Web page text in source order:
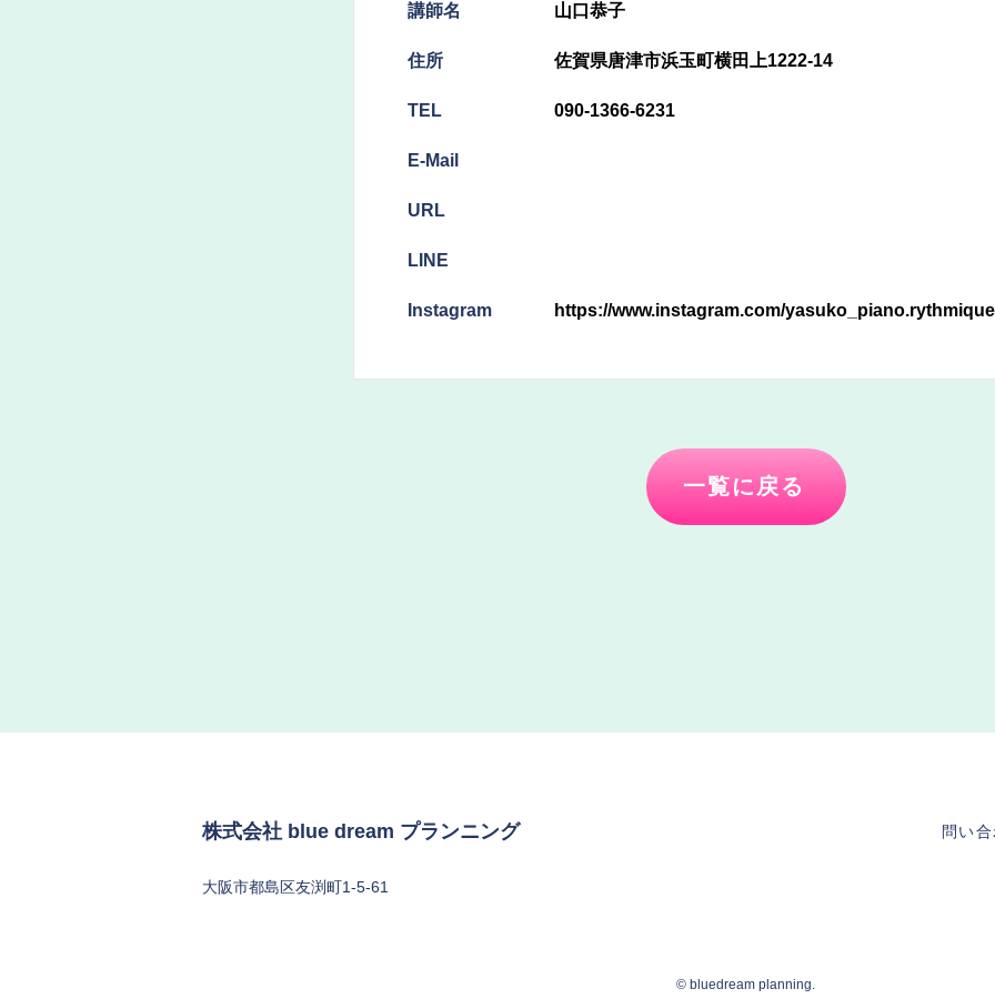
講師名 山口恭子
​住所 佐賀県唐津市浜玉町横田上1222-14
TEL 090-1366-6231
E-Mail
URL
LINE
Instagram https://www.instagram.com/
一覧に戻る
株式会社 blue dream プランニング 問い
大阪市都島区友渕町1-5-61
©︎ bluedream planning.